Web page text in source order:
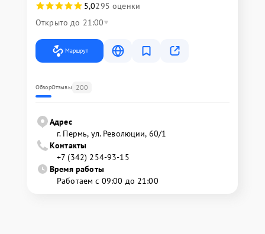
5,0295 оценки
Открыто до 21:00
Маршрут
ОбзорОтзывы 200
Адрес
г. Пермь, ул. ​Революции, 60/1
Контакты
+7 (342) 254-93-15
Время работы
Работаем с 09:00 до 21:00